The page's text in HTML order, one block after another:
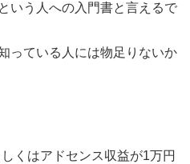
いう人への入門書と言えるで
っている人には物足りないか
くはアドセンス収益が1万円